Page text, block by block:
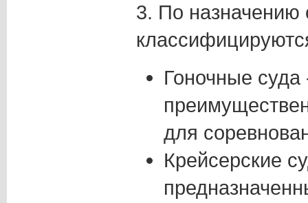
3. По назначению
Гоночные
для
Крейсерские